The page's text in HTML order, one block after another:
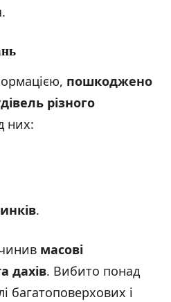
пошкоджено
різного
них:
.
масові
дахів. Вибито понад
багатоповерхових і